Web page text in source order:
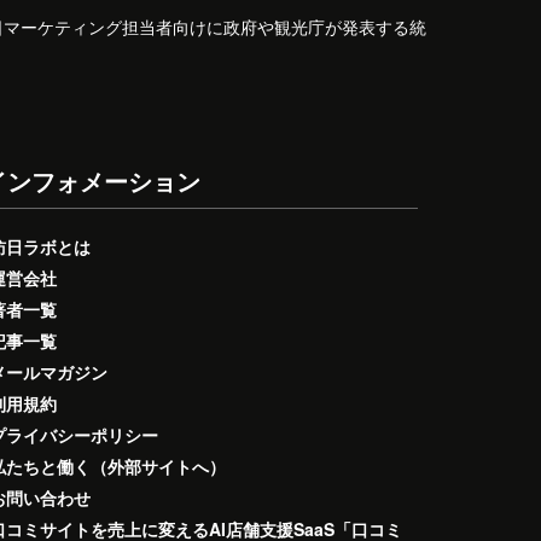
ーケティング担当者向けに政府や観光庁が発表する統
ンフォメーション
日ラボとは
営会社
者一覧
事一覧
ールマガジン
用規約
ライバシーポリシー
たちと働く（外部サイトへ）
問い合わせ
コミサイトを売上に変えるAI店舗支援SaaS「口コミ